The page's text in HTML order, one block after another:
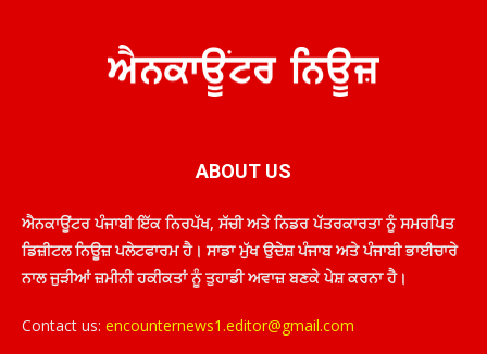
ABOUT US
ਐਨਕਾਊਂਟਰ ਪੰਜਾਬੀ ਇੱਕ ਨਿਰਪੱਖ, ਸੱਚੀ ਅਤੇ ਨਿਡਰ ਪੱਤਰਕਾਰਤਾ ਨੂੰ ਸਮਰਪਿਤ
ਡਿਜ਼ੀਟਲ ਨਿਊਜ਼ ਪਲੇਟਫਾਰਮ ਹੈ। ਸਾਡਾ ਮੁੱਖ ਉਦੇਸ਼ ਪੰਜਾਬ ਅਤੇ ਪੰਜਾਬੀ ਭਾਈਚਾਰੇ
ਨਾਲ ਜੁੜੀਆਂ ਜ਼ਮੀਨੀ ਹਕੀਕਤਾਂ ਨੂੰ ਤੁਹਾਡੀ ਅਵਾਜ਼ ਬਣਕੇ ਪੇਸ਼ ਕਰਨਾ ਹੈ।
Contact us: encounternews1.editor@gmail.com